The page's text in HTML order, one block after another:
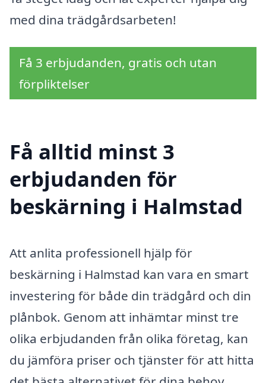
med dina trädgårdsarbeten!
Få 3 erbjudanden, gratis och utan
förpliktelser
Få alltid minst 3
erbjudanden för
beskärning i Halmstad
Att anlita professionell hjälp för
beskärning i Halmstad kan vara en smart
investering för både din trädgård och din
plånbok. Genom att inhämtar minst tre
olika erbjudanden från olika företag, kan
du jämföra priser och tjänster för att hitta